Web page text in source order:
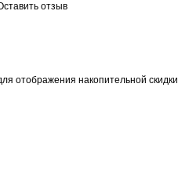
отзыв
отображения накопительной скидки